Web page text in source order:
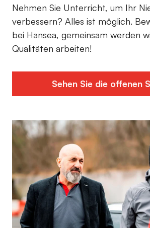
Nehmen Sie Unterricht, um Ihr
verbessern? Alles ist möglich.
bei Hansea, gemeinsam werden
Qualitäten arbeiten!
Sehen Sie die offenen